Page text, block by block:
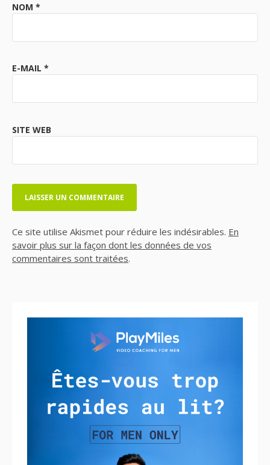
NOM *
E-MAIL *
SITE WEB
Ce site utilise Akismet pour réduire les indésirables. En
savoir plus sur la façon dont les données de vos
commentaires sont traitées.